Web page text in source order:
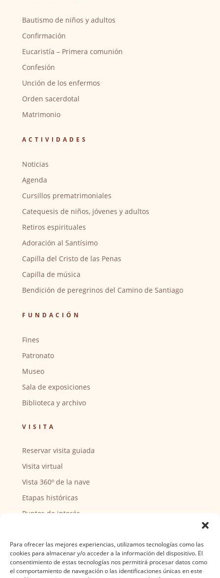
Para ofrecer las mejores experiencias, utilizamos tecnologías como las
cookies para almacenar y/o acceder a la información del dispositivo. El
consentimiento de estas tecnologías nos permitirá procesar datos como
el comportamiento de navegación o las identificaciones únicas en este
Bautismo de niños y adultos
Confirmación
Eucaristía – Primera comunión
Confesión
Unción de los enfermos
Orden sacerdotal
Matrimonio
ACTIVIDADES
Noticias
Agenda
Cursillos prematrimoniales
Catequesis de niños, jóvenes y adultos
Retiros espirituales
Adoración al Santísimo
Capilla del Cristo de las Penas
Capilla de música
Bendición de peregrinos del Camino de Santiago
FUNDACIÓN
Fines
Patronato
Museo
Sala de exposiciones
Biblioteca y archivo
VISITA
Reservar visita guiada
Visita virtual
Vista 360º de la nave
Etapas históricas
Puntos de interés
Actividades y horarios